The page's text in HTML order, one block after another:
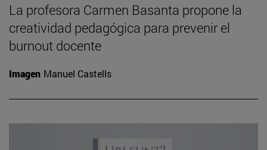
La profesora Carmen Basanta propone la
creatividad pedagógica para prevenir el
burnout docente
Imagen Manuel Castells